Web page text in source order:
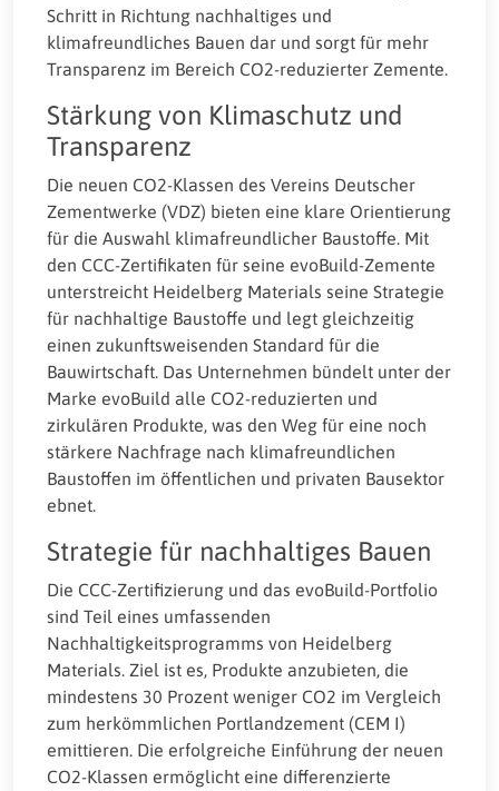
Schritt in Richtung nachhaltiges und
klimafreundliches Bauen dar und sorgt für mehr
Transparenz im Bereich CO2-reduzierter Zemente.
Stärkung von Klimaschutz und
Transparenz
Die neuen CO2-Klassen des Vereins Deutscher
Zementwerke (VDZ) bieten eine klare Orientierung
für die Auswahl klimafreundlicher Baustoffe. Mit
den CCC-Zertifikaten für seine evoBuild-Zemente
unterstreicht Heidelberg Materials seine Strategie
für nachhaltige Baustoffe und legt gleichzeitig
einen zukunftsweisenden Standard für die
Bauwirtschaft. Das Unternehmen bündelt unter der
Marke evoBuild alle CO2-reduzierten und
zirkulären Produkte, was den Weg für eine noch
stärkere Nachfrage nach klimafreundlichen
Baustoffen im öffentlichen und privaten Bausektor
ebnet.
Strategie für nachhaltiges Bauen
Die CCC-Zertifizierung und das evoBuild-Portfolio
sind Teil eines umfassenden
Nachhaltigkeitsprogramms von Heidelberg
Materials. Ziel ist es, Produkte anzubieten, die
mindestens 30 Prozent weniger CO2 im Vergleich
zum herkömmlichen Portlandzement (CEM I)
emittieren. Die erfolgreiche Einführung der neuen
CO2-Klassen ermöglicht eine differenzierte